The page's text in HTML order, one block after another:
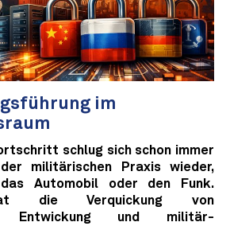
im
schlug sich schon immer
militärischen Praxis wieder,
Automobil oder den Funk.
die Verquickung von
Entwickung und militär-